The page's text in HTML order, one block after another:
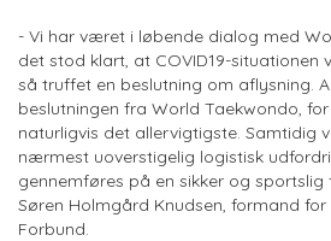
- Vi har været i løbende dialog med
det stod klart, at COVID19-situationen
så truffet en beslutning om aflysning.
beslutningen fra World Taekwondo,
naturligvis det allervigtigste. Samtidig
nærmest uoverstigelig logistisk
gennemføres på en sikker og sportslig
Søren Holmgård Knudsen, formand
Forbund.